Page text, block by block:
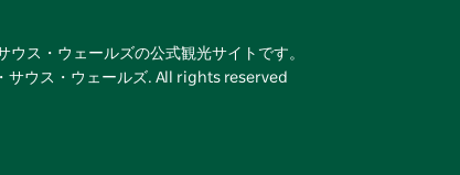
ス・ウェールズの公式観光サイトです。
サウス・ウェールズ. All rights reserved